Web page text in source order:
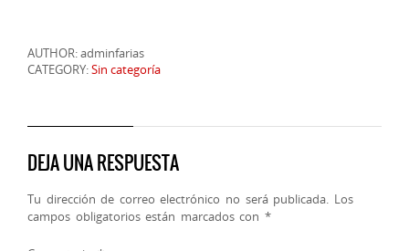
AUTHOR: adminfarias
CATEGORY:Sin categoría
DEJA UNA RESPUESTA
Tu dirección de correo electrónico no será publicada. Los
campos obligatorios están marcados con *